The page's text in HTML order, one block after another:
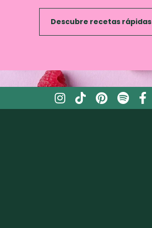
Descubre recetas rápidas